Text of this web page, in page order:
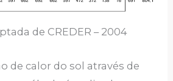
de CREDER – 2004
de calor do sol através de